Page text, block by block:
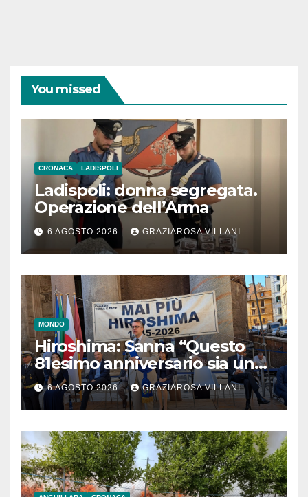
You missed
CRONACA LADISPOLI
Ladispoli: donna segregata.
Operazione dell’Arma
6 AGOSTO 2026 GRAZIAROSA VILLANI
MONDO
Hiroshima: Sanna “Questo
81esimo anniversario sia un
monito per tutti”
6 AGOSTO 2026 GRAZIAROSA VILLANI